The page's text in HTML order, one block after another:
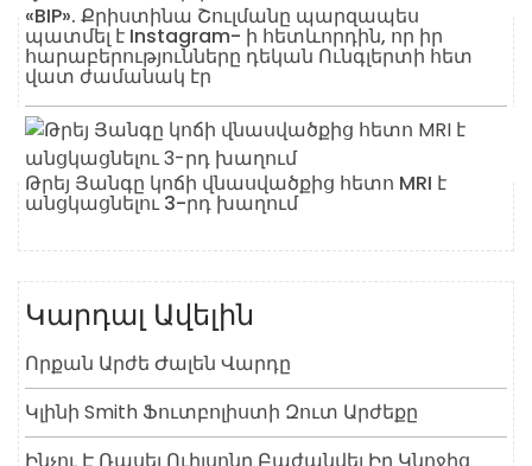
«BIP». Քրիստինա Շուլմանը պարզապես
պատմել է Instagram- ի հետևորդին, որ իր
հարաբերությունները դեկան Ունգլերտի հետ
վատ ժամանակ էր
Թրեյ Յանգը կոճի վնասվածքից հետո MRI է
անցկացնելու 3-րդ խաղում
Կարդալ Ավելին
Որքան Արժե Ժալեն Վարդը
Կլինի Smith Ֆուտբոլիստի Զուտ Արժեքը
Ինչու Է Ռասել Ուիլսոնը Բաժանվել Իր Կնոջից